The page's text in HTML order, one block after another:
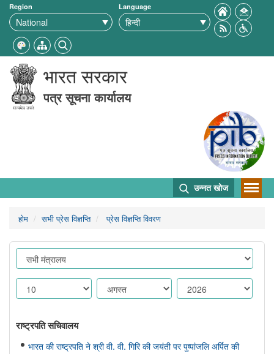
Region Language
भारत सरकार
पत्र सूचना कार्यालय
उन्नत खोज
होम सभी प्रेस विज्ञप्ति प्रेस विज्ञप्ति विवरण
राष्ट्रपति सचिवालय
भारत की राष्ट्रपति ने श्री वी. वी. गिरि की जयंती पर पुष्पांजलि अर्पित की